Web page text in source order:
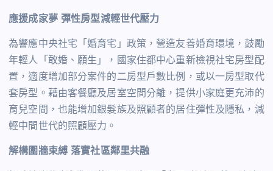
應援成家夢 彈性房型減輕世代壓力
為響應中央社宅「婚育宅」政策，營造友善婚育環境，鼓勵
年輕人「敢婚、願生」，國家住都中心重新檢視社宅房型配
置，適度增加部分案件的二房型戶數比例，或以一房型取代
套房型。藉由客餐廳及居室空間分離，提供小家庭更充沛的
育兒空間，也能增加銀髮族及照顧者的居住彈性及隱私，減
輕中間世代的照顧壓力。
解構圍牆束縛 落實社區鄰里共融